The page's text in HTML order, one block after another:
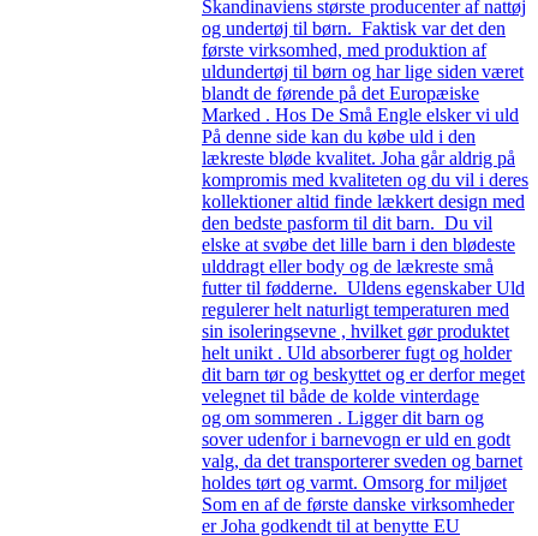
Skandinaviens største producenter af nattøj
og undertøj til børn. Faktisk var det den
første virksomhed, med produktion af
uldundertøj til børn og har lige siden været
blandt de førende på det Europæiske
Marked . Hos De Små Engle elsker vi uld
På denne side kan du købe uld i den
lækreste bløde kvalitet. Joha går aldrig på
kompromis med kvaliteten og du vil i deres
kollektioner altid finde lækkert design med
den bedste pasform til dit barn. Du vil
elske at svøbe det lille barn i den blødeste
ulddragt eller body og de lækreste små
futter til fødderne. Uldens egenskaber Uld
regulerer helt naturligt temperaturen med
sin isoleringsevne , hvilket gør produktet
helt unikt . Uld absorberer fugt og holder
dit barn tør og beskyttet og er derfor meget
velegnet til både de kolde vinterdage
og om sommeren . Ligger dit barn og
sover udenfor i barnevogn er uld en godt
valg, da det transporterer sveden og barnet
holdes tørt og varmt. Omsorg for miljøet
Som en af de første danske virksomheder
er Joha godkendt til at benytte EU